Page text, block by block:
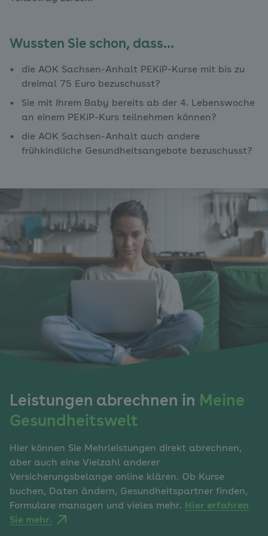
Wussten Sie schon, dass…
die AOK Sachsen-Anhalt PEKiP-Kurse mit bis zu
dreimal 75 Euro bezuschusst?
Sie mit Ihrem Baby bereits ab der 4. Lebenswoche
an einem PEKiP-Kurs teilnehmen können?
die AOK Sachsen-Anhalt auch andere
frühkindliche Gesundheitsangebote bezuschusst?
Leistungen abrechnen in Meine
Gesundheitswelt
Hier können Sie Mehrleistungen direkt abrechnen,
aber auch eine Vielzahl anderer
Versicherungsbelange online klären. Ob Kurse
buchen, Daten ändern, Gesundheitspartner finden,
Formulare managen und vieles mehr. Hier erfahren
Sie mehr.